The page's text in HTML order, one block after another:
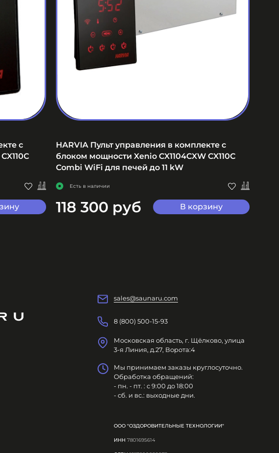
с
HARVIA Пульт управления в комплекте с
блоком мощности Xenio CX1104CXW CX110C
Combi WiFi для печей до 11 kW
Есть в наличии
118 300 руб В корзину
sales@saunaru.com
8 (800) 500-15-93
Московская область, г. Щёлково, улица
3-я Линия, д.27, Ворота:4
Мы принимаем заказы круглосуточно.
Обработка обращений:
- пн. - пт. : с 9:00 до 18:00
- сб. и вс.: выходные дни.
ООО "ОЗДОРОВИТЕЛЬНЫЕ ТЕХНОЛОГИИ"
ИНН 7801695614